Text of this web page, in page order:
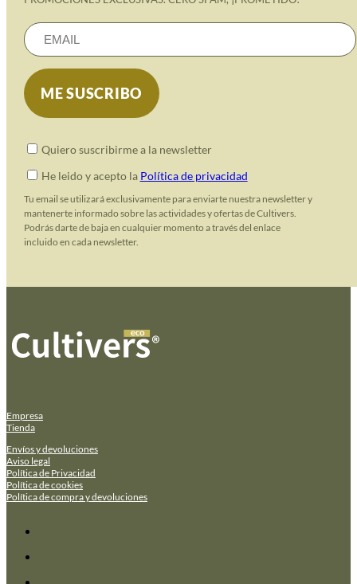
Quiero suscribirme a la newsletter
He leido y acepto la Política de privacidad
Tu email se utilizará exclusivamente para enviarte nuestra newsletter y
mantenerte informado sobre las actividades y ofertas de Cultivers.
Podrás darte de baja en cualquier momento a través del enlace
incluido en cada newsletter.
Empresa
Tienda
Envíos y devoluciones
Aviso legal
Política de Privacidad
Política de cookies
Política de compra y devoluciones